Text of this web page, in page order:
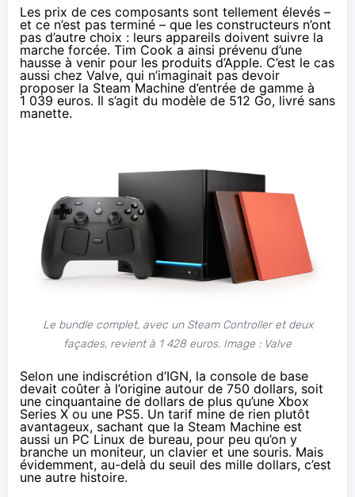
Les prix de ces composants sont tellement élevés –
et ce n’est pas terminé – que les constructeurs n’ont
pas d’autre choix : leurs appareils doivent suivre la
marche forcée. Tim Cook a ainsi prévenu d’une
hausse à venir pour les produits d’Apple. C’est le cas
aussi chez Valve, qui n’imaginait pas devoir
proposer la Steam Machine d’entrée de gamme à
1 039 euros. Il s’agit du modèle de 512 Go, livré sans
manette.
Le bundle complet, avec un Steam Controller et deux
façades, revient à 1 428 euros. Image : Valve
Selon une indiscrétion d’IGN, la console de base
devait coûter à l’origine autour de 750 dollars, soit
une cinquantaine de dollars de plus qu’une Xbox
Series X ou une PS5. Un tarif mine de rien plutôt
avantageux, sachant que la Steam Machine est
aussi un PC Linux de bureau, pour peu qu’on y
branche un moniteur, un clavier et une souris. Mais
évidemment, au-delà du seuil des mille dollars, c’est
une autre histoire.